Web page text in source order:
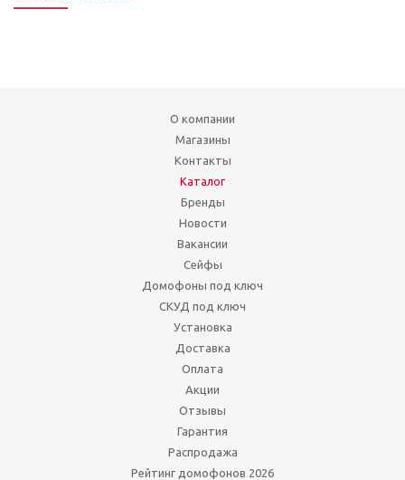
О компании
Магазины
Контакты
Каталог
Бренды
Новости
Вакансии
Сейфы
Домофоны под ключ
СКУД под ключ
Установка
Доставка
Оплата
Акции
Отзывы
Гарантия
Распродажа
Рейтинг домофонов 2026